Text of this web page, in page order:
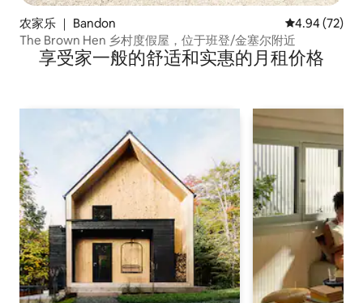
农家乐 ｜ Bandon 平均评分
4.94 (72)
The Brown Hen 乡村度假屋，位于班登/金塞尔附近
享受家一般的舒适和实惠的月租价格